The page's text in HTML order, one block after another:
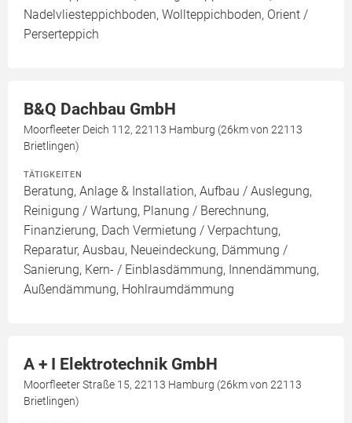
Nadelvliesteppichboden, Wollteppichboden, Orient /
Perserteppich
B&Q Dachbau GmbH
Moorfleeter Deich 112, 22113 Hamburg (26km von 22113
Brietlingen)
TÄTIGKEITEN
Beratung, Anlage & Installation, Aufbau / Auslegung,
Reinigung / Wartung, Planung / Berechnung,
Finanzierung, Dach Vermietung / Verpachtung,
Reparatur, Ausbau, Neueindeckung, Dämmung /
Sanierung, Kern- / Einblasdämmung, Innendämmung,
Außendämmung, Hohlraumdämmung
A + I Elektrotechnik GmbH
Moorfleeter Straße 15, 22113 Hamburg (26km von 22113
Brietlingen)